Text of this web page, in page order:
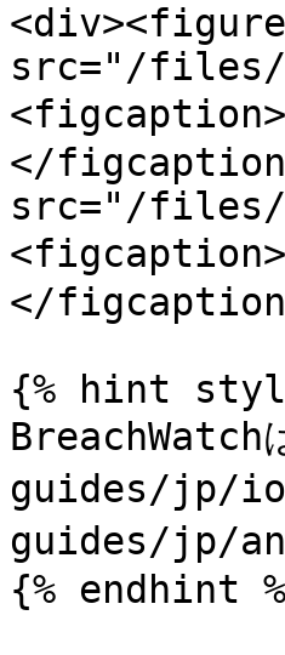
src="/files/
</
src="/files/
</
{% hint
guides/jp/
guides/jp/
{% endhint